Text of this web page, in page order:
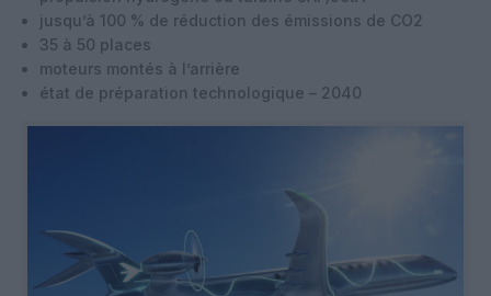
jusqu’à 100 % de réduction des émissions de CO2
35 à 50 places
moteurs montés à l’arrière
état de préparation technologique – 2040